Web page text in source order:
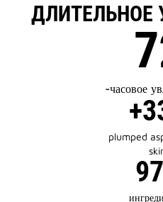
ДЛИТЕЛЬНОЕ
-часовое
plumped